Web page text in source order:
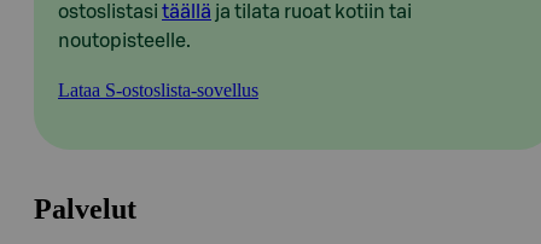
ostoslistasi täällä ja tilata ruoat kotiin tai
noutopisteelle.
Lataa S-ostoslista-sovellus
Palvelut